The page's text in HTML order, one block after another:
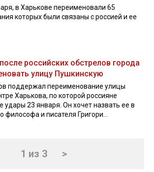
в Харькове переименовали 65
которых были связаны с россией и ее
российских обстрелов города
улицу Пушкинскую
поддержал переименование улицы
Харькова, по которой россияне
удары 23 января. Он хочет назвать ее в
философа и писателя Григори...
1 из 3 >